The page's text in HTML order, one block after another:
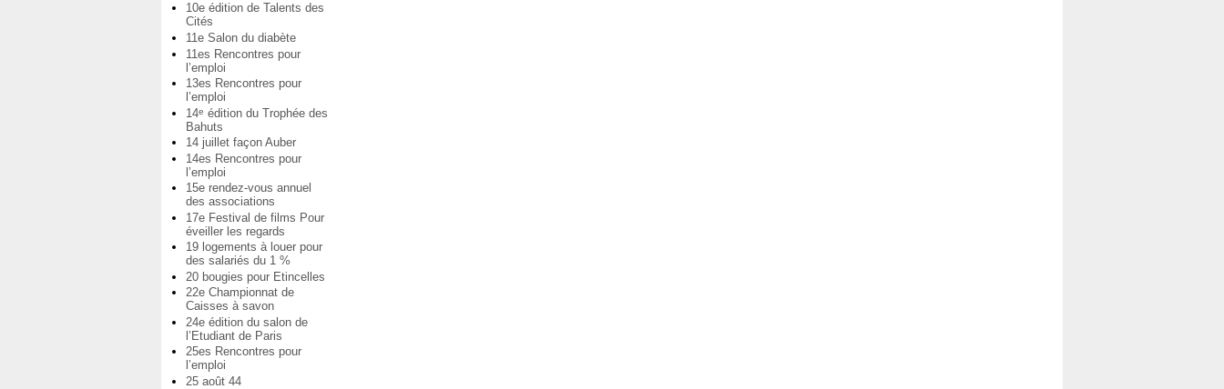
10e édition de Talents des
Cités
11e Salon du diabète
11es Rencontres pour
l’emploi
13es Rencontres pour
l’emploi
14e édition du Trophée des
Bahuts
14 juillet façon Auber
14es Rencontres pour
l’emploi
15e rendez-vous annuel
des associations
17e Festival de films Pour
éveiller les regards
19 logements à louer pour
des salariés du 1 %
20 bougies pour Etincelles
22e Championnat de
Caisses à savon
24e édition du salon de
l’Etudiant de Paris
25es Rencontres pour
l’emploi
25 août 44